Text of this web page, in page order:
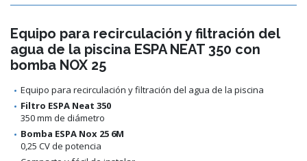
Equipo para recirculación y filtración del
agua de la piscina ESPA NEAT 350 con
bomba NOX 25
Equipo para recirculación y filtración del agua de la piscina
Filtro ESPA Neat 350
350 mm de diámetro
Bomba ESPA Nox 25 6M
0,25 CV de potencia